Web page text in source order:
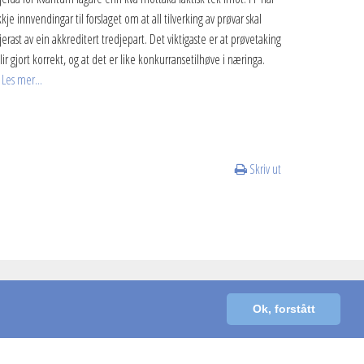
Ok, forstått
innvendingar til forslaget om at all tilverking av prøvar skal
av ein akkreditert tredjepart. Det viktigaste er at prøvetaking
gjort korrekt, og at det er like konkurransetilhøve i næringa.
mer...
Skriv ut